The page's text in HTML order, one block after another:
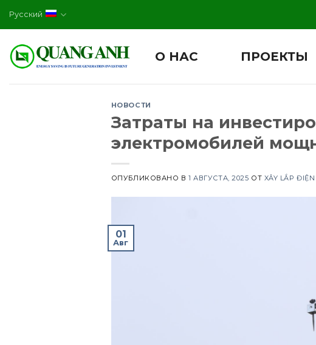
Русский
О НАС ПРОЕКТЫ
НОВОСТИ
Затраты на
электромобилей
ОПУБЛИКОВАНО В1 АВГУСТА, 2025 ОТ XÂY LẮP
01
Авг